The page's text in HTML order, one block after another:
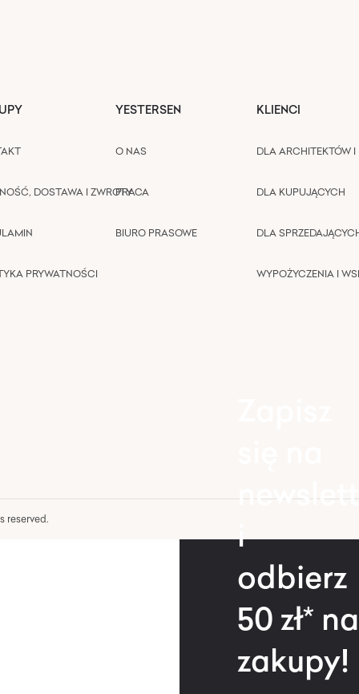
DOSTAWA I ZWROTY
PRYWATNOŚCI
YESTERSEN
O NAS
PRACA
BIURO PRASOWE
KLIENCI
DLA ARCHITEKTÓW I
DLA KUPUJĄCYCH
DLA
WYPOŻYCZENIA I
reserved.
i
odbierz
50 zł* na
zakupy!